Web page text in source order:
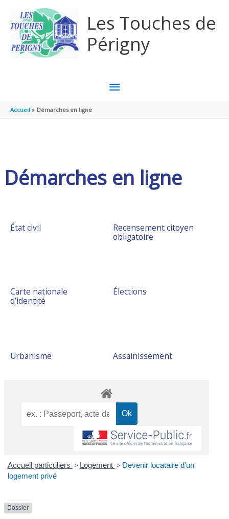
Les Touches de
Périgny
MENU
Accueil Démarches en ligne
Démarches en ligne
État civil
Recensement citoyen
obligatoire
Carte nationale
d’identité
Élections
Urbanisme Assainissement
Accueil particuliers > Logement > Devenir locataire d'un
logement privé
Dossier